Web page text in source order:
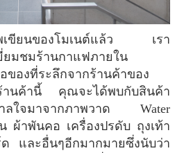
ยมชมร้านกาแฟภายใน
องที่ระลึกจากร้านค้าของ
นค้านี้ คุณจะได้พบกับสินค้า
าลใจมาจากภาพวาด Water
ผ้าพันคอ เครื่องปรดับ ถุงเท้า
ด และอื่นๆอีกมากมายซึ่งนับว่า